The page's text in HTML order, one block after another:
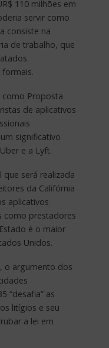
110 milhões em
servir como
consiste na
de trabalho, que
como Proposta
de aplicativos
significativo
e a Lyft.
que será realizada
da Califórnia
aplicativos
como prestadores
é o maior
Unidos.
o argumento dos
“desafia” as
litígios e seu
a lei em